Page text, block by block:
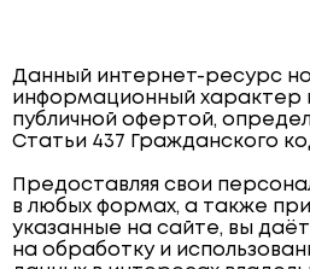
Данный интернет-ресурс
информационный характер
публичной офертой,
Статьи 437 Гражданского
Предоставляя свои
в любых формах, а также
указанные на сайте, вы
на обработку и